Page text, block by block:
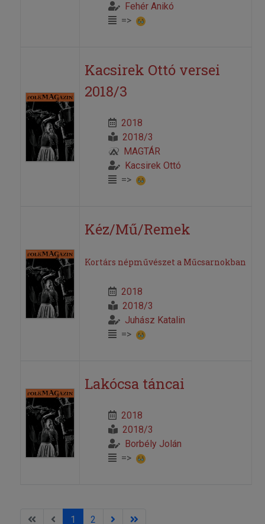
Fehér Anikó
=>
Kacsirek Ottó versei
2018/3
2018
2018/3
MAGTÁR
Kacsirek Ottó
=>
Kéz/Mű/Remek
Kortárs népművészet a Műcsarnokban
2018
2018/3
Juhász Katalin
=>
Lakócsa táncai
2018
2018/3
Borbély Jolán
=>
1 2